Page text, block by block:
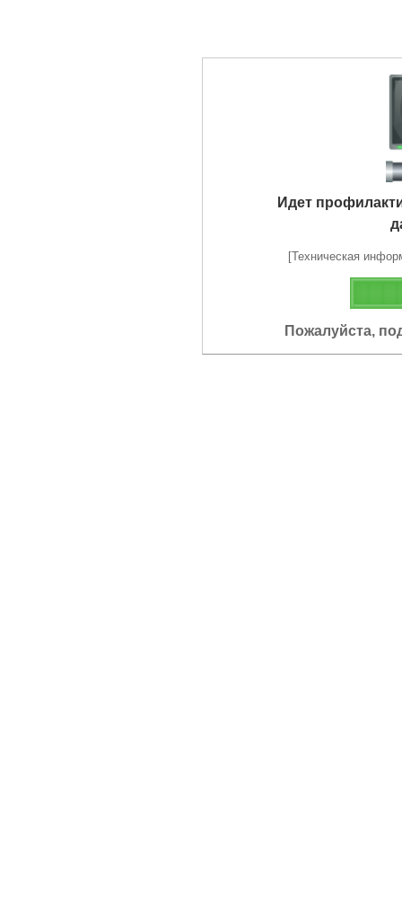
Идет
[Техническая
Пожалуйста,